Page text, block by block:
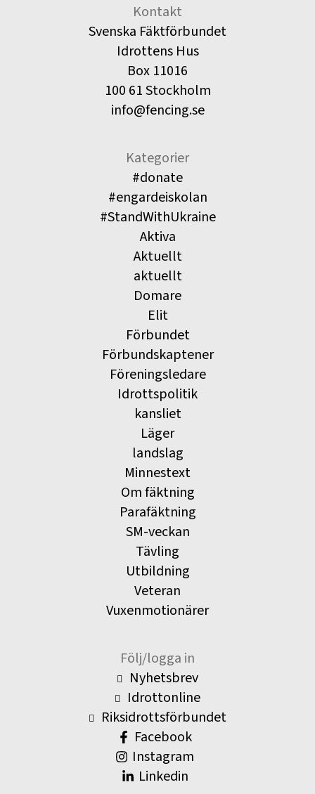
Kontakt
Svenska Fäktförbundet
Idrottens Hus
Box 11016
100 61 Stockholm
info@fencing.se
Kategorier
#donate
#engardeiskolan
#StandWithUkraine
Aktiva
Aktuellt
aktuellt
Domare
Elit
Förbundet
Förbundskaptener
Föreningsledare
Idrottspolitik
kansliet
Läger
landslag
Minnestext
Om fäktning
Parafäktning
SM-veckan
Tävling
Utbildning
Veteran
Vuxenmotionärer
Följ/logga in
Nyhetsbrev
Idrottonline
Riksidrottsförbundet
Facebook
Instagram
Linkedin